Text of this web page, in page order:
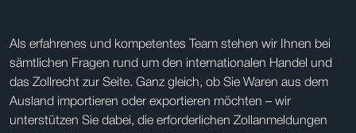
Als erfahrenes und kompetentes Team stehen wir Ihnen bei
sämtlichen Fragen rund um den internationalen Handel und
das Zollrecht zur Seite. Ganz gleich, ob Sie Waren aus dem
Ausland importieren oder exportieren möchten – wir
unterstützen Sie dabei, die erforderlichen Zollanmeldungen